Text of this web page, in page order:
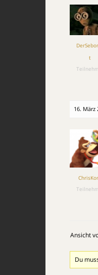
t
16. März
Ansicht
Du